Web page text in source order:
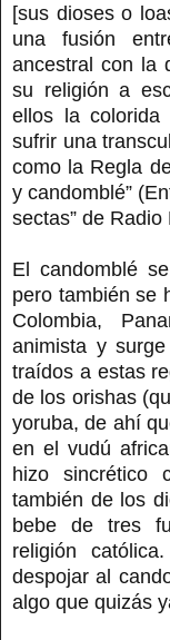
[sus dioses o
una fusión
ancestral con la
su religión a
ellos la
sufrir una
como la Regla
y candomblé”
sectas” de
El candomblé
pero también se
Colombia,
animista y
traídos a estas
de los orishas
yoruba, de ahí
en el vudú
hizo sincrético
también de los
bebe de tres
religión
despojar al
algo que quizás